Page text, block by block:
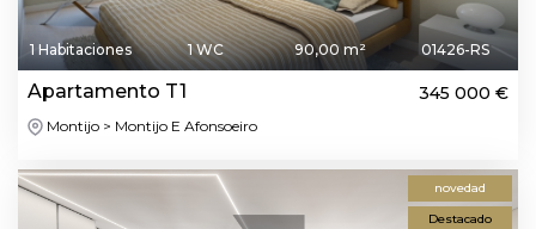
1 Habitaciones 1 WC 90,00 m² 01426-RS
Apartamento T1 345 000 €
Montijo > Montijo E Afonsoeiro
novedad
Destacado